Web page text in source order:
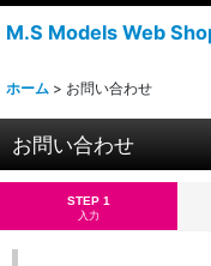
M.S Models Web
ホーム > お問い合わせ
お問い合わせ
STEP 1
入力